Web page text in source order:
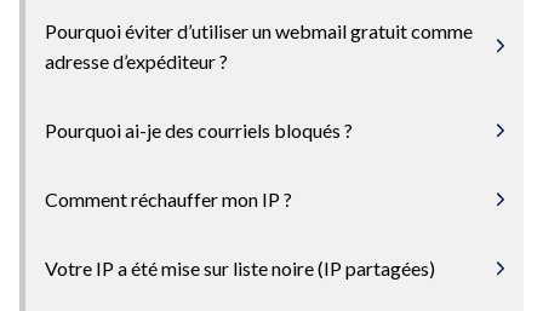
Pourquoi éviter d’utiliser un webmail gratuit comme
adresse d’expéditeur ?
Pourquoi ai-je des courriels bloqués ?
Comment réchauffer mon IP ?
Votre IP a été mise sur liste noire (IP partagées)